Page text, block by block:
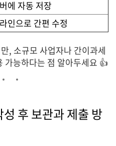
에 자동 저장
인으로 간편 수정
, 소규모 사업자나 간이과세
가능하다는 점 알아두세요 👍
후 보관과 제출 방